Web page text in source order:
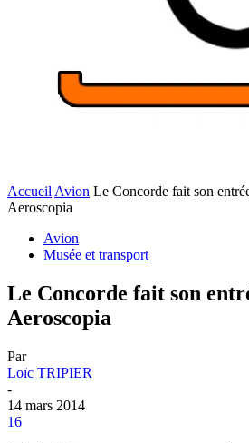
Accueil Avion Le Concorde fait son
Aeroscopia
Avion
Musée et transport
Le Concorde fait son
Aeroscopia
Par
Loïc TRIPIER
-
14 mars 2014
16